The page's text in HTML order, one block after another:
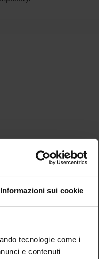
Informazioni sui cookie
tecnologie come i
e contenuti